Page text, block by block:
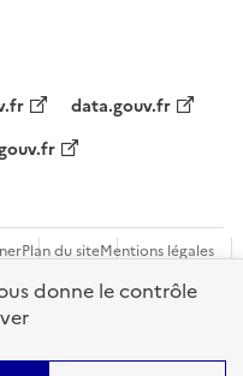
data.gouv.fr
Plan du siteMentions légales
de ce site sont sous
donne le contrôle